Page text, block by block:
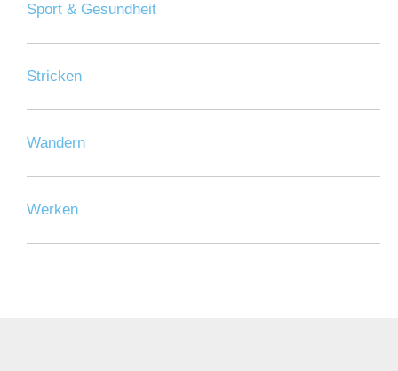
Sport & Gesundheit
Stricken
Wandern
Werken